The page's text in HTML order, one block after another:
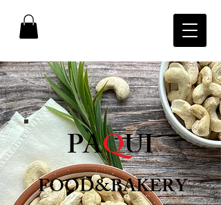
PAQUI
FOOD&BAKERY